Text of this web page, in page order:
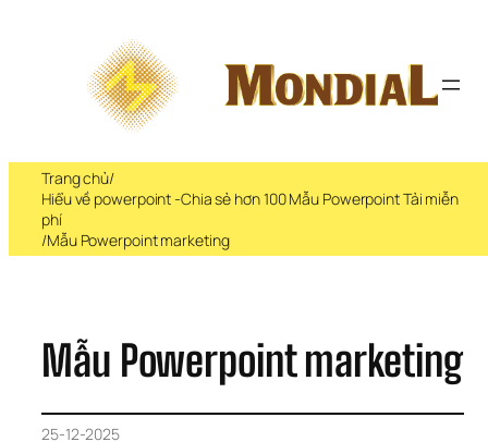
Trang chủ/
Hiểu về powerpoint -Chia sẻ hơn 100 Mẫu Powerpoint Tải miễn
phí
/Mẫu Powerpoint marketing
Mẫu Powerpoint marketing
25-12-2025